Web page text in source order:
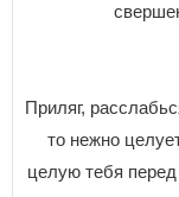
Приляг,
то нежно
целую тебя